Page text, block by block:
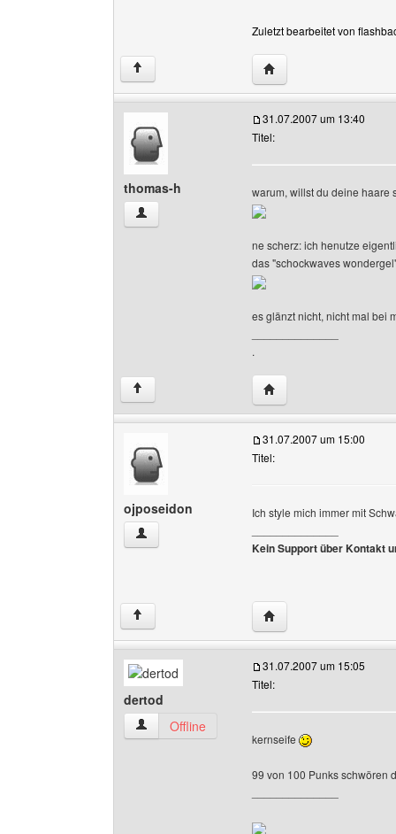
Zuletzt bearbeitet von
↑ Website dieses
thomas-h
thomas-h Benutzer-Profile anzeigen
31.07.2007 um 13:40
Titel:
warum, willst du deine haare
ne scherz: ich henutze
das "schockwaves
es glänzt nicht, nicht mal bei
.
↑ Website dieses
ojposeidon
ojposeidon Benutzer-Profile anzeigen
31.07.2007 um 15:00
Titel:
Ich style mich immer mit
Kein Support über Kontakt
↑ Website dieses
dertod
dertod Benutzer-Profile anzeigen
Offline
31.07.2007 um 15:05
Titel:
kernseife
99 von 100 Punks schwören